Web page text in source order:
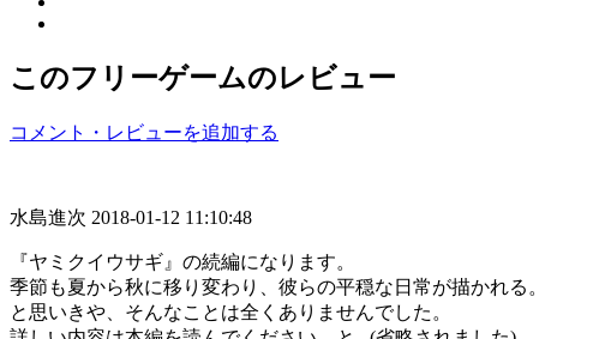
このフリーゲームのレビュー
コメント・レビューを追加する
水島進次 2018-01-12 11:10:48
『ヤミクイウサギ』の続編になります。
季節も夏から秋に移り変わり、彼らの平穏な日常が描かれる。
と思いきや、そんなことは全くありませんでした。